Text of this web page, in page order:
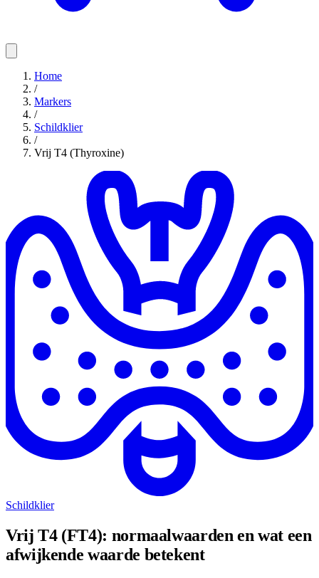
Home
/
Markers
/
Schildklier
/
Vrij T4 (Thyroxine)
Schildklier
Vrij T4 (FT4): normaalwaarden en wat een
afwijkende waarde betekent